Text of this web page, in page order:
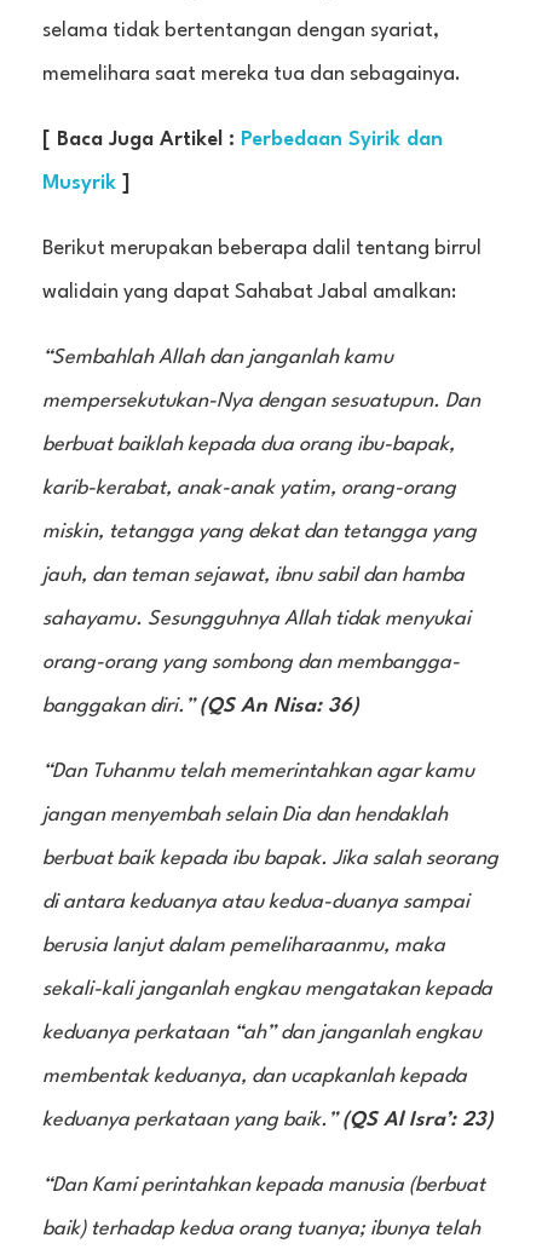
selama tidak bertentangan dengan syariat,
memelihara saat mereka tua dan sebagainya.
[ Baca Juga Artikel : Perbedaan Syirik dan
Musyrik
Berikut merupakan beberapa dalil tentang birrul
walidain yang dapat Sahabat Jabal amalkan:
“Sembahlah Allah dan janganlah kamu
mempersekutukan-Nya dengan sesuatupun. Dan
berbuat baiklah kepada dua orang ibu-bapak,
karib-kerabat, anak-anak yatim, orang-orang
miskin, tetangga yang dekat dan tetangga yang
jauh, dan teman sejawat, ibnu sabil dan hamba
sahayamu. Sesungguhnya Allah tidak menyukai
orang-orang yang sombong dan membangga-
banggakan diri.” (QS An Nisa: 36)
“Dan Tuhanmu telah memerintahkan agar kamu
jangan menyembah selain Dia dan hendaklah
berbuat baik kepada ibu bapak. Jika salah seorang
di antara keduanya atau kedua-duanya sampai
berusia lanjut dalam pemeliharaanmu, maka
sekali-kali janganlah engkau mengatakan kepada
keduanya perkataan “ah” dan janganlah engkau
membentak keduanya, dan ucapkanlah kepada
keduanya perkataan yang baik.” (QS Al Isra’: 23)
“Dan Kami perintahkan kepada manusia (berbuat
baik) terhadap kedua orang tuanya; ibunya telah